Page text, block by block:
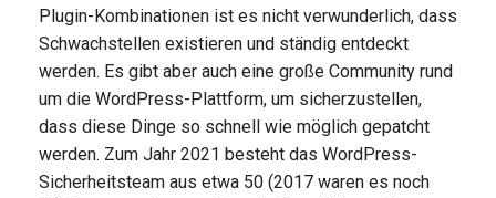
Plugin-Kombinationen ist es nicht verwunderlich, dass
Schwachstellen existieren und ständig entdeckt
werden. Es gibt aber auch eine große Community rund
um die WordPress-Plattform, um sicherzustellen,
dass diese Dinge so schnell wie möglich gepatcht
werden. Zum Jahr 2021 besteht das WordPress-
Sicherheitsteam aus etwa 50 (2017 waren es noch